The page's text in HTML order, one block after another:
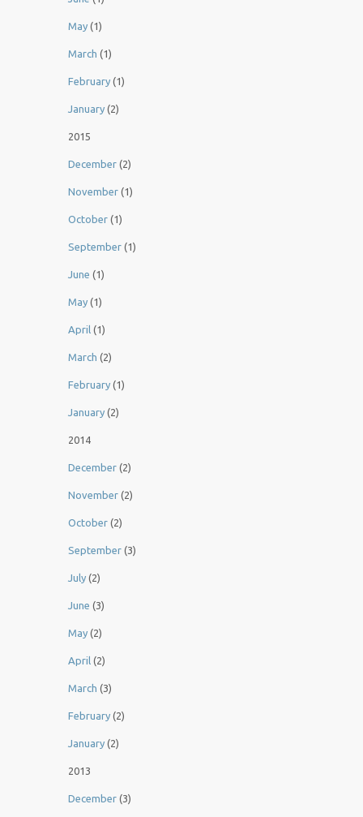
May (1)
March (1)
February (1)
January (2)
2015
December (2)
November (1)
October (1)
September (1)
June (1)
May (1)
April (1)
March (2)
February (1)
January (2)
2014
December (2)
November (2)
October (2)
September (3)
July (2)
June (3)
May (2)
April (2)
March (3)
February (2)
January (2)
2013
December (3)